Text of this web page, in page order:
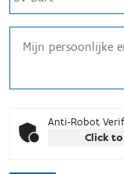
Anti-Robot
Click